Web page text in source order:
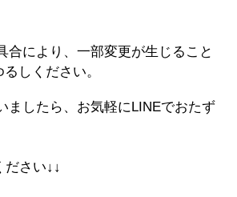
合により、一部変更が生じること
しください。
ましたら、お気軽にLINEでおたず
ださい↓↓